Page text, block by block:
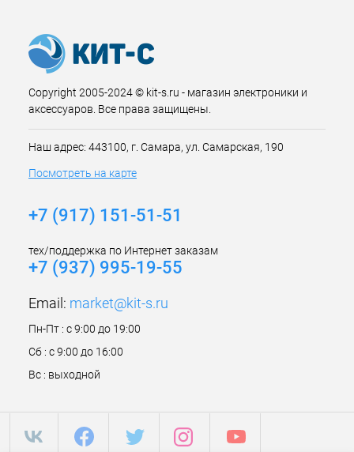
Copyright 2005-2024 © kit-s.ru - магазин электроники и
аксессуаров. Все права защищены.
Наш адрес: 443100, г. Самара, ул. Самарская, 190
Посмотреть на карте
+7 (917) 151-51-51
тех/поддержка по Интернет заказам
+7 (937) 995-19-55
Email: market@kit-s.ru
Пн-Пт : с 9:00 до 19:00
Сб : с 9:00 до 16:00
Вс : выходной